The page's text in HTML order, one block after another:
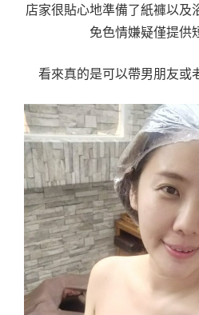
店家很貼心地準備了紙褲以及
免色情嫌疑僅提供
看來真的是可以帶男朋友或